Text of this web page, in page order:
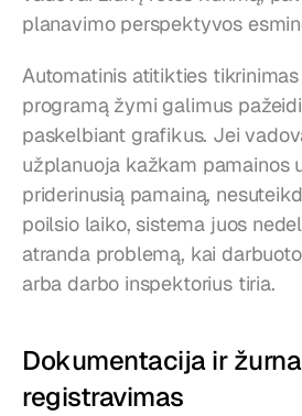
planavimo perspektyvos
Automatinis atitikties
programą žymi galimus
paskelbiant grafikus. Jei
užplanuoja kažkam pamainos
priderinusią pamainą,
poilsio laiko, sistema juos
atranda problemą, kai
arba darbo inspektorius tiria.
Dokumentacija ir
registravimas